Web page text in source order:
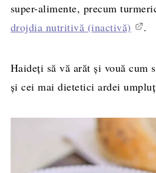
super-alimente, precum
drojdia nutritivă (inactivă)
.
Haideți să vă arăt și vouă cum
și cei mai dietetici ardei